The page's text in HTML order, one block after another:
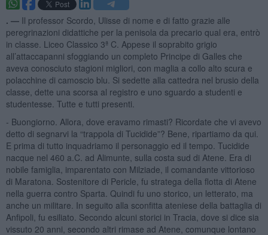
. — Il professor Scordo, Ulisse di nome e di fatto grazie alle
peregrinazioni didattiche per la penisola da precario qual era, entrò
in classe. Liceo Classico 3ª C. Appese il soprabito grigio
all’attaccapanni sfoggiando un completo Principe di Galles che
aveva conosciuto stagioni migliori, con maglia a collo alto scura e
polacchine di camoscio blu. Si sedette alla cattedra nel brusio della
classe, dette una scorsa al registro e uno sguardo a studenti e
studentesse. Tutte e tutti presenti.
- Buongiorno. Allora, dove eravamo rimasti? Ricordate che vi avevo
detto di segnarvi la “trappola di Tucidide”? Bene, ripartiamo da qui.
E prima di tutto inquadriamo il personaggio ed il tempo. Tucidide
nacque nel 460 a.C. ad Alimunte, sulla costa sud di Atene. Era di
nobile famiglia, imparentato con Milziade, il comandante vittorioso
di Maratona. Sostenitore di Pericle, fu stratega della flotta di Atene
nella guerra contro Sparta. Quindi fu uno storico, un letterato, ma
anche un militare. In seguito alla sconfitta ateniese della battaglia di
Anfipoli, fu esiliato. Secondo alcuni storici in Tracia, dove si dice sia
vissuto 20 anni, secondo altri rimase ad Atene, comunque lontano